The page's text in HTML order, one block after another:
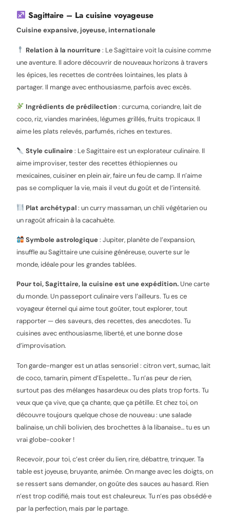
Sagittaire – La cuisine voyageuse
Cuisine expansive, joyeuse, internationale
Relation à la nourriture: Le Sagittaire voit la cuisine comme
une aventure. Il adore découvrir de nouveaux horizons à travers
les épices, les recettes de contrées lointaines, les plats à
partager. Il mange avec enthousiasme, parfois avec excès.
Ingrédients de prédilection: curcuma, coriandre, lait de
coco, riz, viandes marinées, légumes grillés, fruits tropicaux. Il
aime les plats relevés, parfumés, riches en textures.
Style culinaire: Le Sagittaire est un explorateur culinaire. Il
aime improviser, tester des recettes éthiopiennes ou
mexicaines, cuisiner en plein air, faire un feu de camp. Il n’aime
pas se compliquer la vie, mais il veut du goût et de l’intensité.
Plat archétypal: un curry massaman, un chili végétarien ou
un ragoût africain à la cacahuète.
Symbole astrologique: Jupiter, planète de l’expansion,
insuffle au Sagittaire une cuisine généreuse, ouverte sur le
monde, idéale pour les grandes tablées.
Pour toi, Sagittaire, la cuisine est une expédition. Une carte
du monde. Un passeport culinaire vers l’ailleurs. Tu es ce
voyageur éternel qui aime tout goûter, tout explorer, tout
rapporter — des saveurs, des recettes, des anecdotes. Tu
cuisines avec enthousiasme, liberté, et une bonne dose
d’improvisation.
Ton garde-manger est un atlas sensoriel : citron vert, sumac, lait
de coco, tamarin, piment d’Espelette… Tu n’as peur de rien,
surtout pas des mélanges hasardeux ou des plats trop forts. Tu
veux que ça vive, que ça chante, que ça pétille. Et chez toi, on
découvre toujours quelque chose de nouveau : une salade
balinaise, un chili bolivien, des brochettes à la libanaise… tu es un
vrai globe-cooker !
Recevoir, pour toi, c’est créer du lien, rire, débattre, trinquer. Ta
table est joyeuse, bruyante, animée. On mange avec les doigts, on
se ressert sans demander, on goûte des sauces au hasard. Rien
n’est trop codifié, mais tout est chaleureux. Tu n’es pas obsédé·e
par la perfection, mais par le partage.